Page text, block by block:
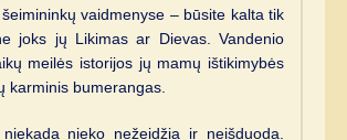
vaidmenyse – būsite kalta tik
joks jų Likimas ar Dievas. Vandenio
meilės istorijos jų mamų ištikimybės
karminis bumerangas.
nieko nežeidžia ir neišduoda.